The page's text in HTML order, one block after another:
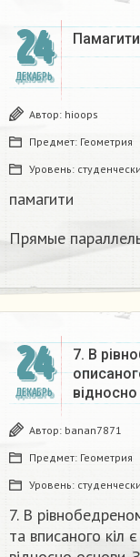
24
ДЕКАБРЬ
Автор: hioops
Предмет: Геометрия
Уровень:
памагити
Прямые
24
ДЕКАБРЬ
7. В
Автор: banan7871
Предмет: Геометрия
Уровень:
7. В
та вписаного кіл